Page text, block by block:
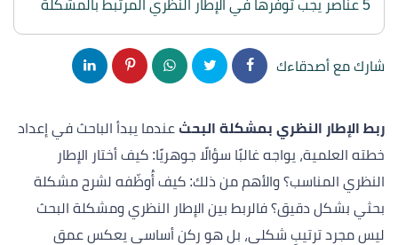
5 عناصر يجب توفرها في الإطار النظري المرتبط بالمشكلة
شارك مع أصدقاءك
ربط الإطار النظري بمشكلة البحث عندما يبدأ الباحث في إعداد
خطته العلمية، يواجه غالبًا سؤالًا جوهريًا: كيف أختار الإطار
النظري المناسب؟ والأهم من ذلك: كيف أُوظّفه لشرح مشكلة
بحثي بشكل دقيق؟ فالربط بين الإطار النظري ومشكلة البحث
ليس مجرد ترتيبٍ شكلي، بل هو ركن أساسي يعكس عمق